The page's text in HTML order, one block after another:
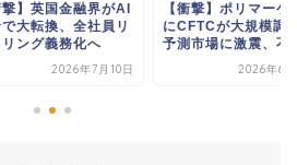
撃】英国金融界がAI
大転換、全社員リ
リング義務化へ
2026年7月10日
【衝撃】ポリマーケ
にCFTCが大規模調
予測市場に激震、不
2026年6